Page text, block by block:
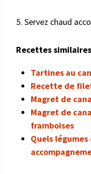
5. Servez chaud
Recettes
Tartines au
Recette de
Magret de
Magret de
framboises
Quels